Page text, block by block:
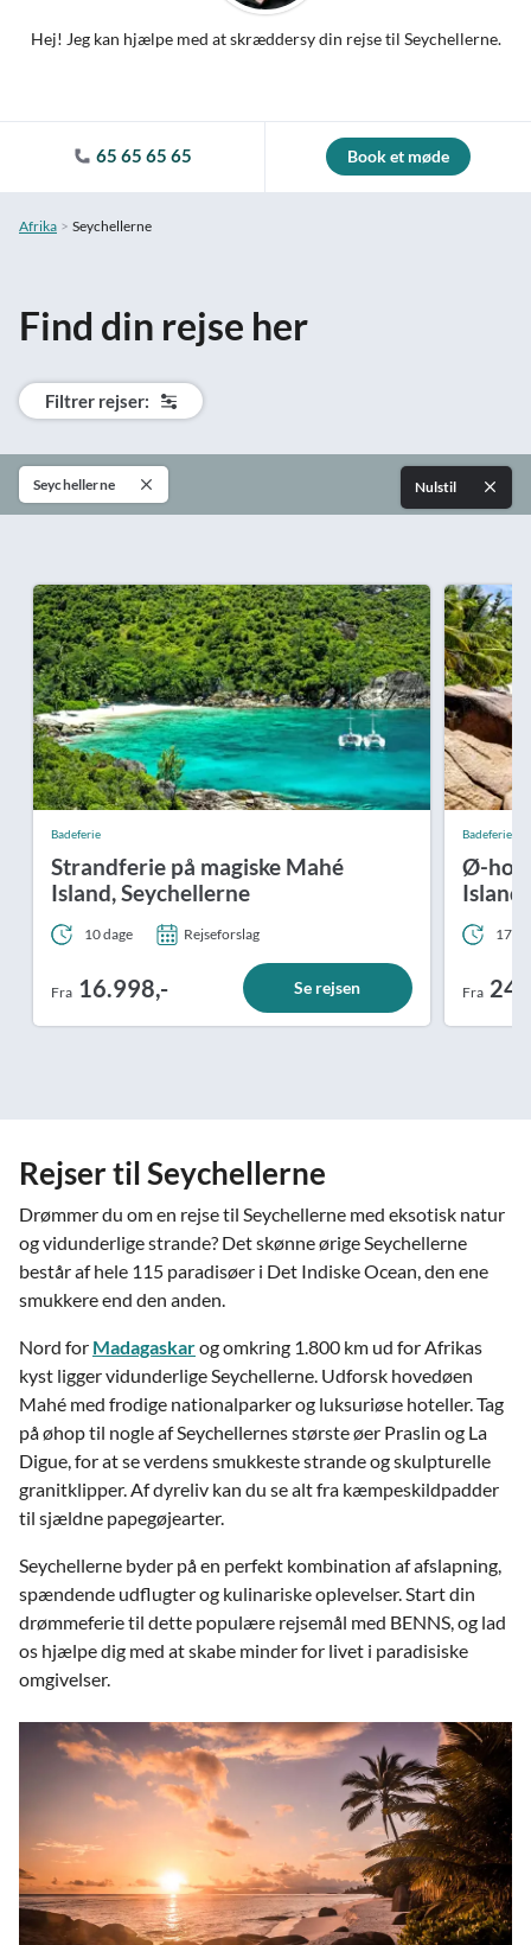
Hej! Jeg kan hjælpe med at skræddersy din rejse til Seychellerne.
65 65 65 65 Book et møde
Afrika Seychellerne
Find din rejse her
Filtrer rejser:
Seychellerne Nulstil
Badeferie
Strandferie på magiske Mahé
Island, Seychellerne
10 dage Rejseforslag
Fra 16.998,- Se rejsen
Badeferie
Ø-hop
17
Fra
Rejser til Seychellerne
Drømmer du om en rejse til Seychellerne med eksotisk natur
og vidunderlige strande? Det skønne ørige Seychellerne
består af hele 115 paradisøer i Det Indiske Ocean, den ene
smukkere end den anden.
Nord for Madagaskarog omkring 1.800 km ud for Afrikas
kyst ligger vidunderlige Seychellerne. Udforsk hovedøen
Mahé med frodige nationalparker og luksuriøse hoteller. Tag
på øhop til nogle af Seychellernes største øer Praslin og La
Digue, for at se verdens smukkeste strande og skulpturelle
granitklipper. Af dyreliv kan du se alt fra kæmpeskildpadder
til sjældne papegøjearter.
Seychellerne byder på en perfekt kombination af afslapning,
spændende udflugter og kulinariske oplevelser. Start din
drømmeferie til dette populære rejsemål med BENNS, og lad
os hjælpe dig med at skabe minder for livet i paradisiske
omgivelser.